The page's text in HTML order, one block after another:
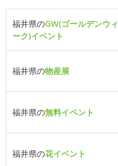
福井県のGW(ゴールデンウィ
ーク)イベント
福井県の物産展
福井県の無料イベント
福井県の花イベント